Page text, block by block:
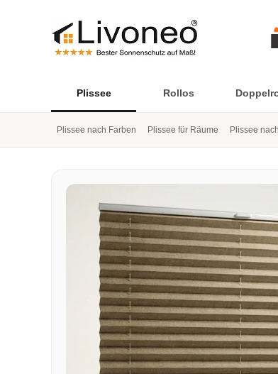
Plissee
Plissee nach Farben Plissee für Räume Plissee
Rollos